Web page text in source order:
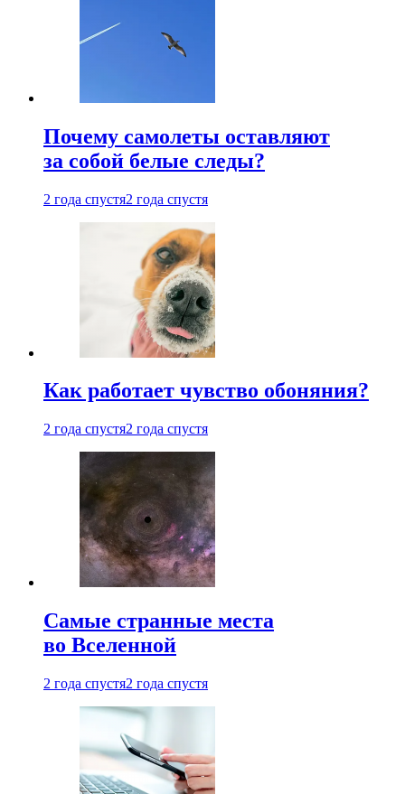
Почему самолеты оставляют
за собой белые следы?
2 года спустя2 года спустя
Как работает чувство обоняния?
2 года спустя2 года спустя
Самые странные места
во Вселенной
2 года спустя2 года спустя